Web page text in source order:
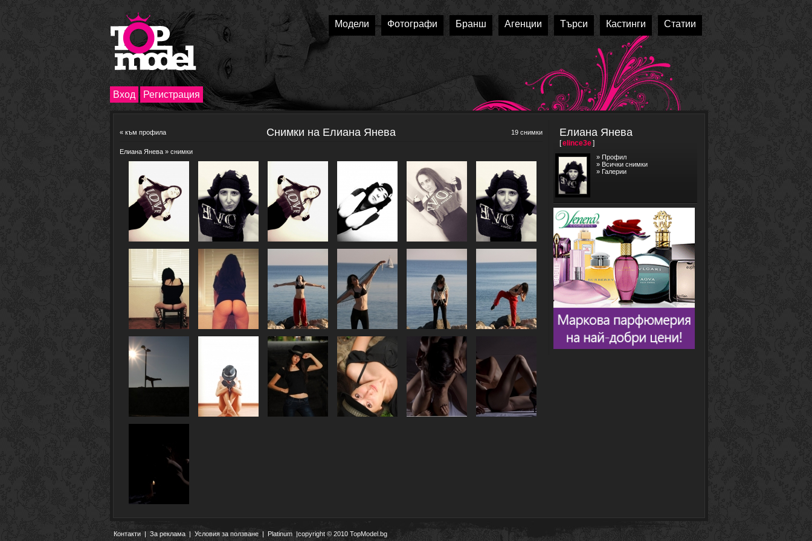
Модели Фотографи Бранш Агенции Търси Кастинги Статии
Вход Регистрация
« към профила Снимки на Елиана Янева 19 снимки
Елиана Янева » снимки
Елиана Янева
[elince3e]
» Профил
» Всички снимки
» Галерии
Контакти|За реклама | Условия за ползване | Platinum |copyright © 2010 TopModel.bg